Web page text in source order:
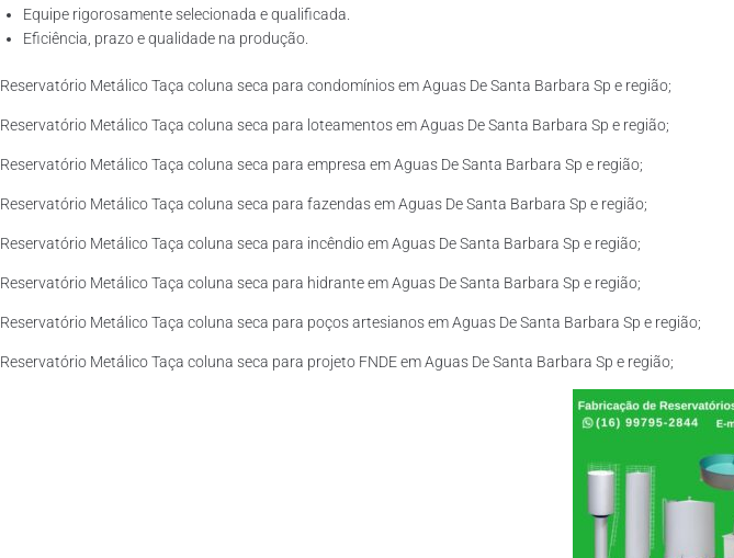
Equipe rigorosamente selecionada e qualificada.
Eficiência, prazo e qualidade na produção.
Reservatório Metálico Taça coluna seca para condomínios em Aguas De Santa Barbara Sp e região;
Reservatório Metálico Taça coluna seca para loteamentos em Aguas De Santa Barbara Sp e região;
Reservatório Metálico Taça coluna seca para empresa em Aguas De Santa Barbara Sp e região;
Reservatório Metálico Taça coluna seca para fazendas em Aguas De Santa Barbara Sp e região;
Reservatório Metálico Taça coluna seca para incêndio em Aguas De Santa Barbara Sp e região;
Reservatório Metálico Taça coluna seca para hidrante em Aguas De Santa Barbara Sp e região;
Reservatório Metálico Taça coluna seca para poços artesianos em Aguas De Santa Barbara Sp e região;
Reservatório Metálico Taça coluna seca para projeto FNDE em Aguas De Santa Barbara Sp e região;